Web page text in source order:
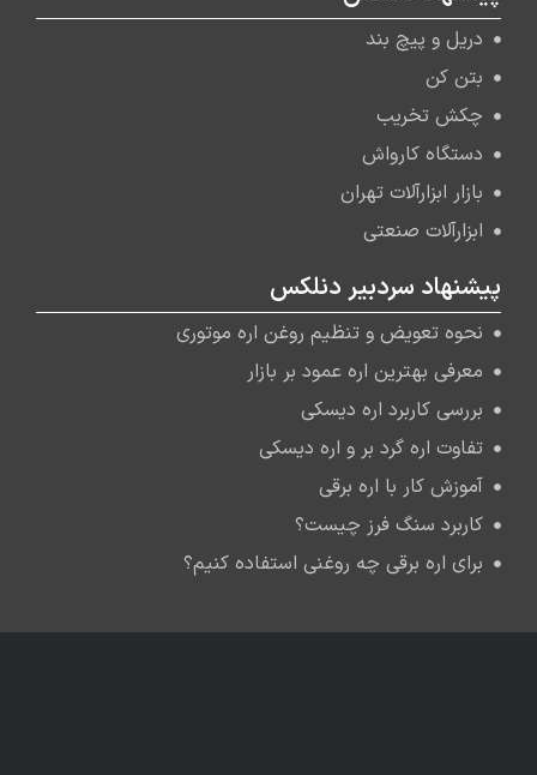
دریل و پیچ بند
بتن کن
چکش تخریب
دستگاه کارواش
بازار ابزارآلات تهران
ابزارآلات صنعتی
پیشنهاد سردبیر دنلکس
نحوه تعویض و تنظیم روغن اره موتوری
معرفی بهترین اره عمود بر بازار
بررسی کاربرد اره دیسکی
تفاوت اره گرد بر و اره دیسکی
آموزش کار با اره برقی
کاربرد سنگ فرز چیست؟
برای اره برقی چه روغنی استفاده کنیم؟